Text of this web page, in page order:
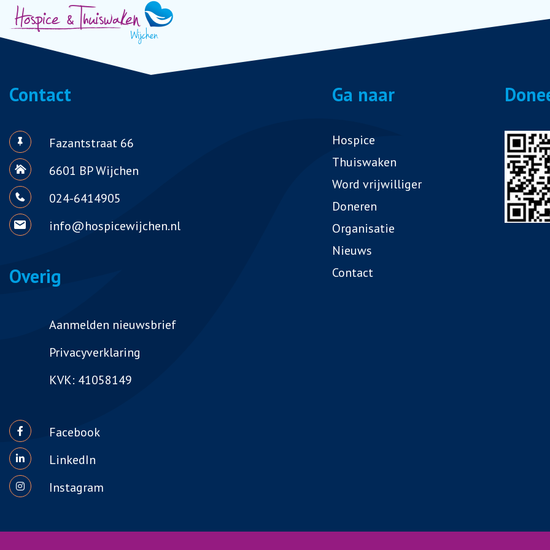
Contact
Fazantstraat 66
6601 BP Wijchen
024-6414905
info@hospicewijchen.nl
Overig
Aanmelden nieuwsbrief
Privacyverklaring
KVK: 41058149
Facebook
LinkedIn
Instagram
Ga naar
Hospice
Thuiswaken
Word vrijwilliger
Doneren
Organisatie
Nieuws
Contact